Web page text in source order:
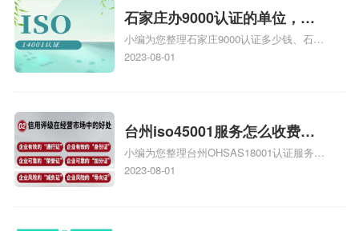
体系认证知识，详情可查看下方正文！
石家庄办9000认证的单位，石
家庄9000认证的公司
小编为您整理石家庄9000认证多少钱、石家
庄9000认证价格多少钱、石家庄9000认证
2023-08-01
台州iso45001服务怎么收费，
台州iso45001认证服务怎么收
费
小编为您整理台州OHSAS18001认证服务中
心哪家收费便宜、台州ISO9000认证，哪个
2023-08-01